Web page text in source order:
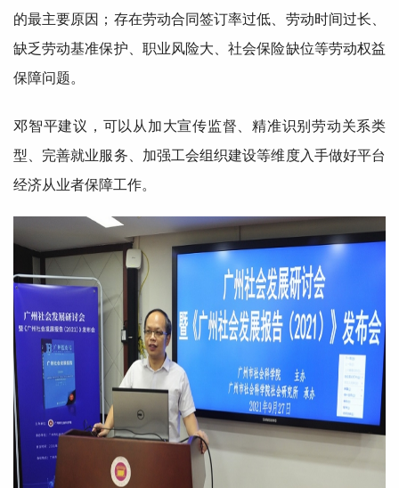
的最主要原因；存在劳动合同签订率过低、劳动时间过长、
缺乏劳动基准保护、职业风险大、社会保险缺位等劳动权益
保障问题。
邓智平建议，可以从加大宣传监督、精准识别劳动关系类
型、完善就业服务、加强工会组织建设等维度入手做好平台
经济从业者保障工作。